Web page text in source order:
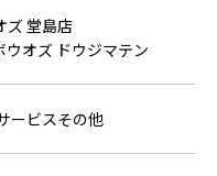
ズ 堂島店
ウオズ ドウジマテン
ービスその他